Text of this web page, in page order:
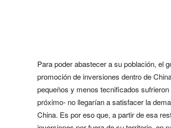
Para poder abastecer a su población, el
promoción de inversiones dentro de
pequeños y menos tecnificados
próximo- no llegarían a satisfacer la
China. Es por eso que, a partir de esa